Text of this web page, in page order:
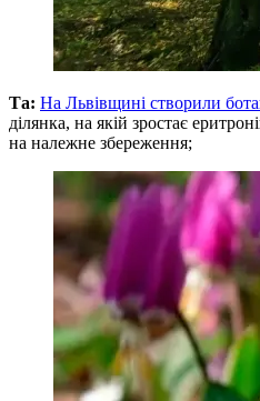
Та: На Львівщині створили
ділянка, на якій зростає
на належне збереження;